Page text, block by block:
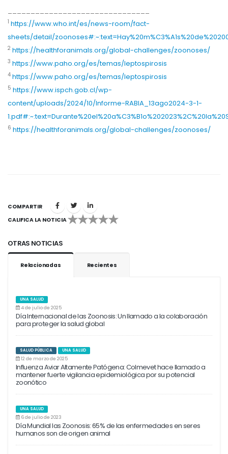
1 https://www.who.int/es/news-room/fact-
sheets/detail/
2 https://healthforanimals.org/global-challenges/zoonoses/
3 https://www.paho.org/es/temas/leptospirosis
4 https://www.paho.org/es/temas/leptospirosis
5 https://www.ispch.gob.cl/wp-
content/uploads/2024/10/Informe-RABIA_13ago2024-3-1-
6 https://healthforanimals.org/global-challenges/zoonoses/
COMPARTIR
CALIFICA LA NOTICIA
1 2 3 4 5
OTRAS NOTICIAS
Relacionadas Recientes
UNA SALUD
4 de julio de 2025
Día Internacional de las Zoonosis: Un llamado a la colaboración
para proteger la salud global
SALUD PÚBLICA UNA SALUD
12 de marzo de 2025
Influenza Aviar Altamente Patógena: Colmevet hace llamado a
mantener fuerte vigilancia epidemiológica por su potencial
zoonótico
UNA SALUD
6 de julio de 2023
Día Mundial las Zoonosis: 65% de las enfermedades en seres
humanos son de origen animal